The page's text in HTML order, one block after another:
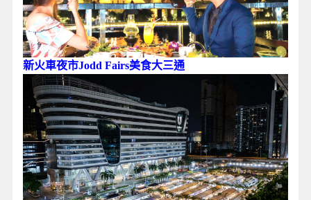
新火車夜市Jodd Fairs美食大三通